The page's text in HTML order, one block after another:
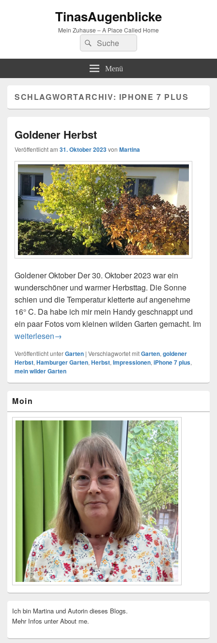
TinasAugenblicke
Mein Zuhause – A Place Called Home
Suchen
nach:
Suchen
Menü
SCHLAGWORTARCHIV: IPHONE 7 PLUS
Goldener Herbst
Veröffentlicht am 31. Oktober 2023von Martina
Goldener Oktober Der 30. Oktober 2023 war ein
wunderschöner und warmer Herbsttag. Die Sonne
schien und die Temperatur kletterte auf angenehme
16° C. Da habe ich mir mein Handy geschnappt und
ein paar Fotos vom kleinen wilden Garten gemacht. Im
Goldener Herbst
weiterlesen→
Veröffentlicht unterGarten | Verschlagwortet mitGarten, goldener
Herbst, Hamburger Garten, Herbst, Impressionen, iPhone 7 plus,
mein wilder Garten
Seitenleisten-
Widgetbereich
Moin
Ich bin Martina und Autorin dieses Blogs.
Mehr Infos unter About me.